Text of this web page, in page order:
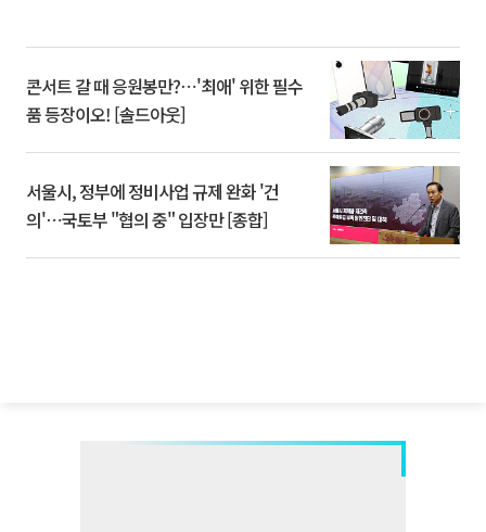
콘서트 갈 때 응원봉만?⋯'최애' 위한 필수
품 등장이오! [솔드아웃]
서울시, 정부에 정비사업 규제 완화 '건
의'⋯국토부 "협의 중" 입장만 [종합]